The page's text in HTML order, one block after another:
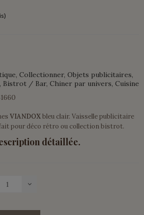
avis)Collectionner Objets publicitaires
Bistrot / Bar Chiner par univers Cuisine
VIANDOXbleu clair. Vaisselle publicitaire
pour déco rétro ou collection bistrot.
détaillée.